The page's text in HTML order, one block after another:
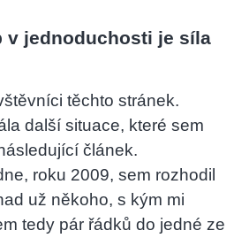
v jednoduchosti je síla
těchto stránek.
další situace, které sem
článek.
roku 2009, sem rozhodil
už někoho, s kým mi
tedy pár řádků do jedné ze